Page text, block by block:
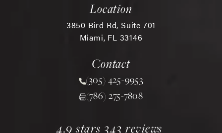
Location
3850 Bird Rd, Suite 701
Miami, FL 33146
Contact
Call Chopra Plastic Surgery
(305) 425-9953
(786) 275-7808
chopra plastic surgery reviews:
4.9 stars 343 reviews
(opens in a new tab)